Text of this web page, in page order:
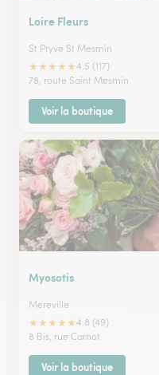
Loire Fleurs
St Pryve St Mesmin
★★★★★4.5 (117)
78, route Saint Mesmin
Voir la boutique
Myosotis
Mereville
★★★★★4.8 (49)
8 Bis, rue Carnot
Voir la boutique